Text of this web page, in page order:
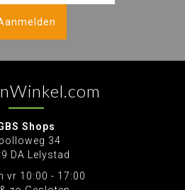
Shops
34
DA Lelystad
vr 10:00 - 17:00